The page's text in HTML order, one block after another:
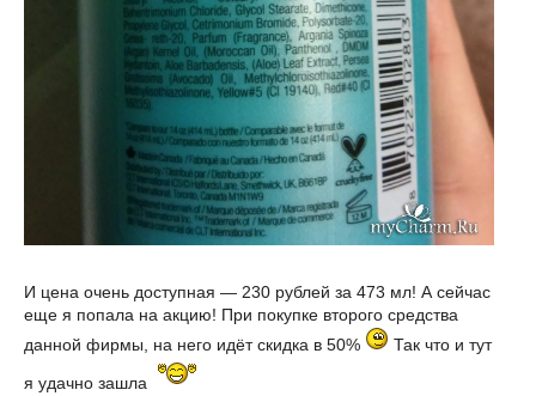
И цена очень доступная — 230 рублей за 473 мл! А сейчас
еще я попала на акцию! При покупке второго средства
данной фирмы, на него идёт скидка в 50%
Так что и тут
я удачно зашла